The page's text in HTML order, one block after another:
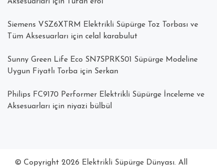
Siemens VSZ6XTRM Elektrikli Süpürge Toz Torbası ve
Tüm Aksesuarları için celal karabulut
Sunny Green Life Eco SN7SPRKS01 Süpürge Modeline
Uygun Fiyatlı Torba için Serkan
Philips FC9170 Performer Elektrikli Süpürge İnceleme ve
Aksesuarları için niyazi bülbül
© Copyright 2026 Elektrikli Süpürge Dünyası. All